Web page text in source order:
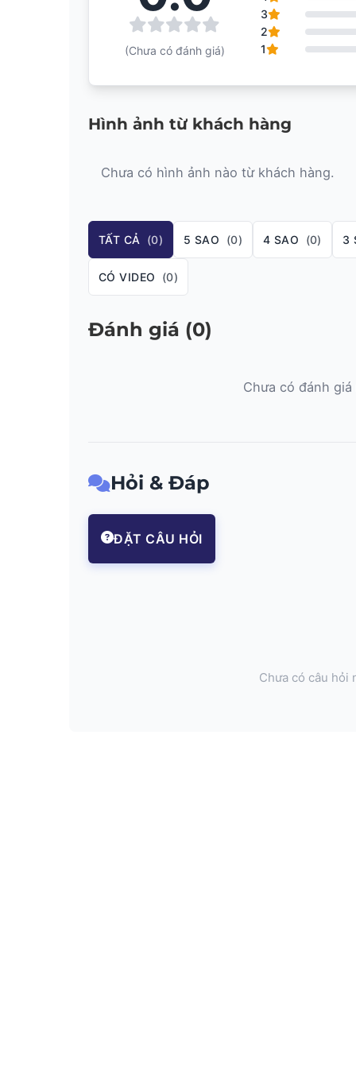
Công suất phát RF: 10mw
(Chưa có đánh giá)
3
2
1
Hình ảnh từ khách hàng
Chưa có hình ảnh nào từ khách hàng.
TẤT CẢ (0) 5 SAO (0) 4 SAO (0) 3
CÓ VIDEO (0)
Đánh giá (0)
Chưa có đánh
Hỏi & Đáp
ĐẶT CÂU HỎI
Chưa có câu hỏi